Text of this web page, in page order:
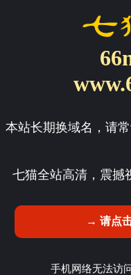
本站长期换域名，请
七猫全站高清，震撼
→ 请点
手机网络无法访